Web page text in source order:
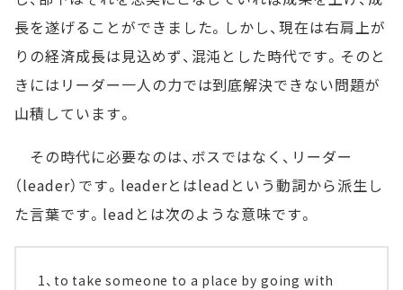
長を遂げることができました。しかし、現在は右肩上が
りの経済成長は見込めず、混沌とした時代です。そのと
きにはリーダー一人の力では到底解決できない問題が
山積しています。
その時代に必要なのは、ボスではなく、リーダー
（leader）です。leaderとはleadという動詞から派生し
た言葉です。leadとは次のような意味です。
1、to take someone to a place by going with